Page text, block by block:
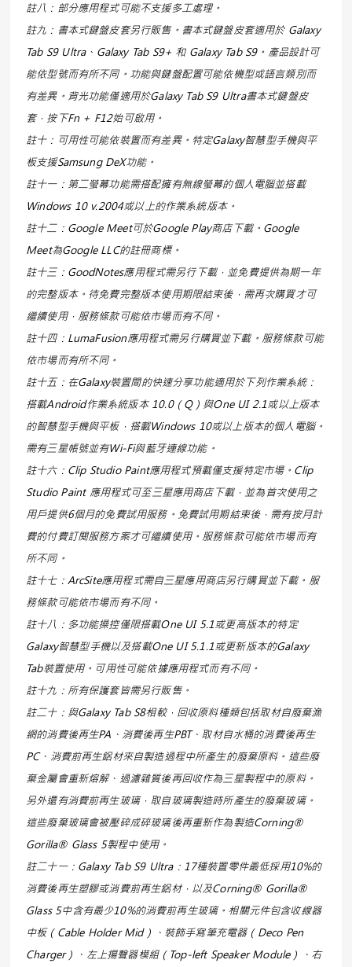
註八：部分應用程式可能不支援多工處理。
註九：書本式鍵盤皮套另行販售。書本式鍵盤皮套適用於 Galaxy
Tab S9 Ultra、Galaxy Tab S9+ 和 Galaxy Tab S9。產品設計可
能依型號而有所不同。功能與鍵盤配置可能依機型或語言類別而
有差異。背光功能僅適用於Galaxy Tab S9 Ultra書本式鍵盤皮
套，按下Fn + F12始可啟用。
註十：可用性可能依裝置而有差異。特定Galaxy智慧型手機與平
板支援Samsung DeX功能。
註十一：第二螢幕功能需搭配擁有無線螢幕的個人電腦並搭載
Windows 10 v.2004或以上的作業系統版本。
註十二： Google Meet可於Google Play商店下載。Google
Meet為Google LLC的註冊商標。
註十三： GoodNotes應用程式需另行下載，並免費提供為期一年
的完整版本。待免費完整版本使用期限結束後，需再次購買才可
繼續使用，服務條款可能依市場而有不同。
註十四：LumaFusion應用程式需另行購買並下載。 服務條款可能
依市場而有所不同。
註十五：在Galaxy裝置間的快速分享功能適用於下列作業系統：
搭載Android作業系統版本10.0（Q）與One UI 2.1或以上版本
的智慧型手機與平板，搭載Windows 10或以上版本的個人電腦。
需有三星帳號並有Wi-Fi與藍牙連線功能。
註十六：Clip Studio Paint應用程式預載僅支援特定市場。Clip
Studio Paint 應用程式可至三星應用商店下載，並為首次使用之
用戶提供6個月的免費試用服務。免費試用期結束後，需有按月計
費的付費訂閱服務方案才可繼續使用。服務條款可能依市場而有
所不同。
註十七：ArcSite應用程式需自三星應用商店另行購買並下載。服
務條款可能依市場而有不同。
註十八：多功能操控僅限搭載One UI 5.1或更高版本的特定
Galaxy智慧型手機以及搭載One UI 5.1.1或更新版本的Galaxy
Tab裝置使用。可用性可能依據應用程式而有不同。
註十九：所有保護套皆需另行販售。
註二十：與Galaxy Tab S8相較，回收原料種類包括取材自廢棄漁
網的消費後再生PA、消費後再生PBT、取材自水桶的消費後再生
PC、消費前再生鋁材來自製造過程中所產生的廢棄原料。這些廢
棄金屬會重新熔解、過濾雜質後再回收作為三星製程中的原料。
另外還有消費前再生玻璃，取自玻璃製造時所產生的廢棄玻璃。
這些廢棄玻璃會被壓碎成碎玻璃後再重新作為製造Corning®
Gorilla® Glass 5製程中使用。
註二十一：Galaxy Tab S9 Ultra：17種裝置零件最低採用10%的
消費後再生塑膠或消費前再生鋁材，以及Corning® Gorilla®
Glass 5中含有最少10%的消費前再生玻璃。相關元件包含收線器
中板（Cable Holder Mid）、裝飾手寫筆充電器（Deco Pen
Charger）、左上揚聲器模組（Top-left Speaker Module）、右